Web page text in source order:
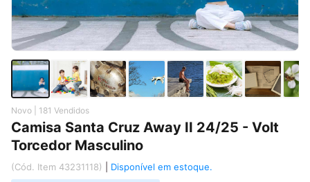
Novo | 181 Vendidos
Camisa Santa Cruz Away II 24/25 - Volt
Torcedor Masculino
(Cód. Item 43231118) Disponível em estoque.